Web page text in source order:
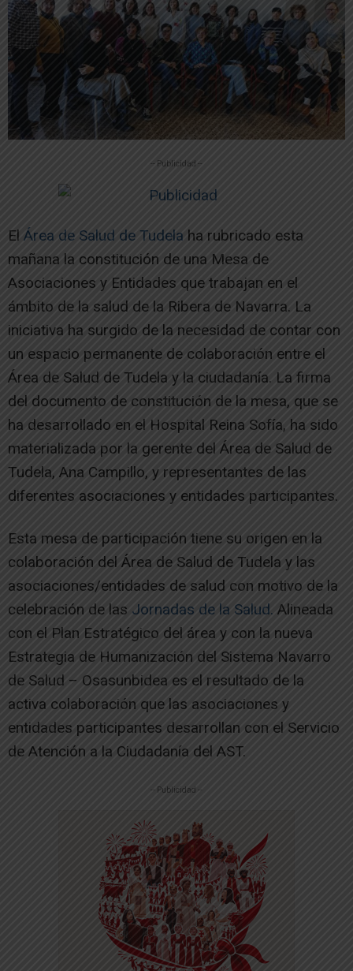
-- Publicidad --
El Área de Salud de Tudela ha rubricado esta
mañana la constitución de una Mesa de
Asociaciones y Entidades que trabajan en el
ámbito de la salud de la Ribera de Navarra. La
iniciativa ha surgido de la necesidad de contar con
un espacio permanente de colaboración entre el
Área de Salud de Tudela y la ciudadanía. La firma
del documento de constitución de la mesa, que se
ha desarrollado en el Hospital Reina Sofía, ha sido
materializada por la gerente del Área de Salud de
Tudela, Ana Campillo, y representantes de las
diferentes asociaciones y entidades participantes.
Esta mesa de participación tiene su origen en la
colaboración del Área de Salud de Tudela y las
asociaciones/entidades de salud con motivo de la
celebración de las Jornadas de la Salud. Alineada
con el Plan Estratégico del área y con la nueva
Estrategia de Humanización del Sistema Navarro
de Salud – Osasunbidea es el resultado de la
activa colaboración que las asociaciones y
entidades participantes desarrollan con el Servicio
de Atención a la Ciudadanía del AST.
-- Publicidad --